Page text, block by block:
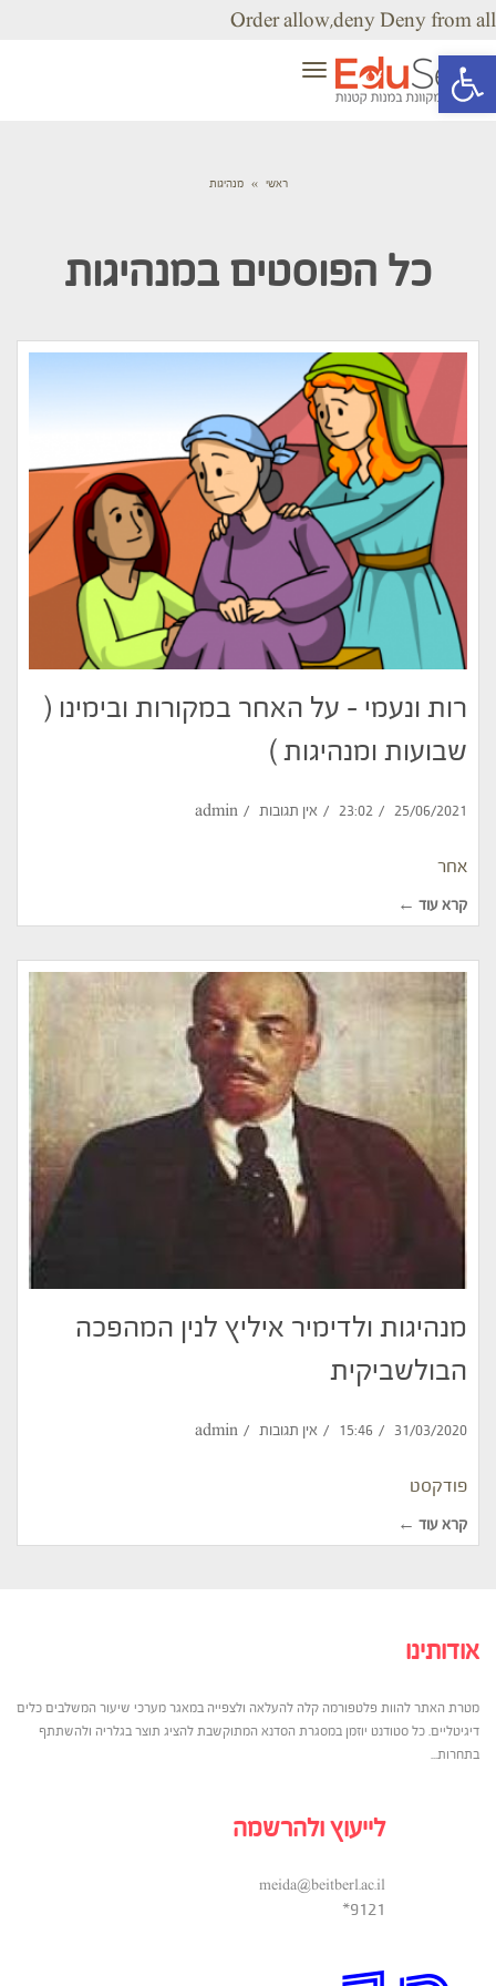
פתח סרגל נגישות
Order allow,deny Deny from all
תפריט
ראשי » מנהיגות
כל הפוסטים במנהיגות
רות ונעמי – על האחר במקורות ובימינו (
שבועות ומנהיגות )
25/06/2021
23:02 אין תגובות admin
אחר
קרא עוד ←
מנהיגות ולדימיר איליץ לנין המהפכה
הבולשביקית
31/03/2020
15:46 אין תגובות admin
פודקסט
קרא עוד ←
אודותינו
מטרת האתר להוות פלטפורמה קלה להעלאה ולצפייה במאגר מערכי שיעור המשלבים כלים
דיגיטליים. כל סטודנט יוזמן במסגרת הסדנא המתוקשבת להציג תוצר בגלריה ולהשתתף
בתחרות...
לייעוץ ולהרשמה
meida@beitberl.ac.il
9121*